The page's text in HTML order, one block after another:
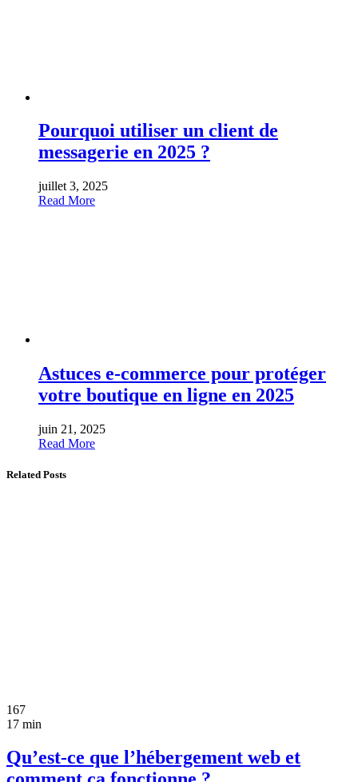
Pourquoi utiliser un client de
messagerie en 2025 ?
juillet 3, 2025
Read More
Astuces e-commerce pour protéger
votre boutique en ligne en 2025
juin 21, 2025
Read More
Related Posts
167
17 min
Qu’est-ce que l’hébergement web et